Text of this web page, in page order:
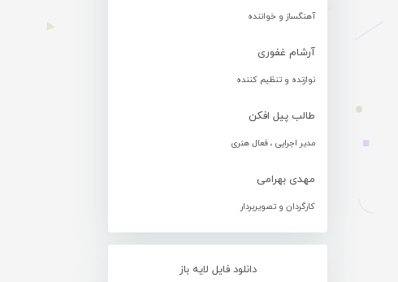
آهنگساز و خواننده
آرشام غفوری
نوازنده و تنظیم کننده
طالب پیل افکن
مدیر اجرایی ، فعال هنری
مهدی بهرامی
کارگردان و تصویربردار
دانلود فایل لایه باز